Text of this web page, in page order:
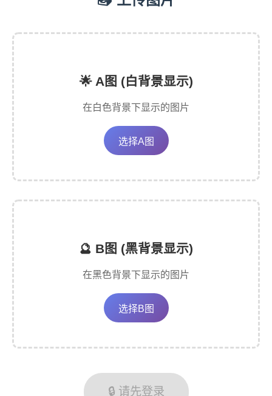
🌟 A图 (白背景显示)
在白色背景下显示的图片
选择A图
🔮 B图 (黑背景显示)
在黑色背景下显示的图片
选择B图
🔒 请先登录